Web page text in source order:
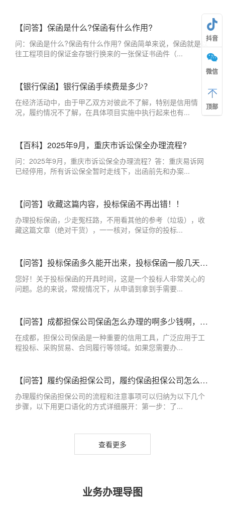
【问答】保函是什么?保函有什么作用?
问：保函是什么?保函有什么作用? 保函简单来说，保函就是以
往工程项目的保证金存银行换来的一张保证书函件（...
【银行保函】银行保函手续费是多少？
在经济活动中，由于甲乙双方对彼此不了解，特别是信用情
况，履约情况不了解，在具体项目实施中执行起来也有...
【百科】2025年9月，重庆市诉讼保全办理流程?
问：2025年9月，重庆市诉讼保全办理流程？答：重庆易诉网
已经停用，所有诉讼保全暂时走线下，出函前先和办案...
【问答】收藏这篇内容，投标保函不再出错！！
办理投标保函，少走冤枉路，不用看其他的参考（垃圾），收
藏这篇文章（绝对干货），一一核对，保证你的投标...
【问答】投标保函多久能开出来，投标保函一般几天出来？
您好！关于投标保函的开具时间，这是一个投标人非常关心的
问题。总的来说，常规情况下，从申请到拿到手需要...
【问答】成都担保公司保函怎么办理的啊多少钱啊，成都办理保函的担保公司
在成都，担保公司保函是一种重要的信用工具，广泛应用于工
程投标、采购贸易、合同履行等领域。如果您需要办...
【问答】履约保函担保公司，履约保函担保公司怎么办理
办理履约保函担保公司的流程和注意事项可以归纳为以下几个
步骤，以下用更口语化的方式详细展开：第一步：了...
查看更多
业务办理导图
抖音
微信
顶部